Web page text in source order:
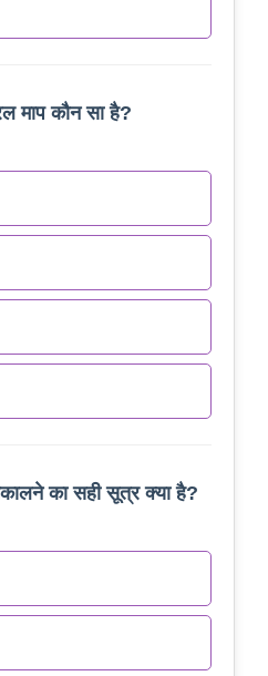
माप कौन सा है?
का सही सूत्र क्या है?